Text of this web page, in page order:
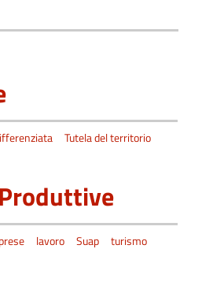
Tutela del territorio
lavoro Suap turismo